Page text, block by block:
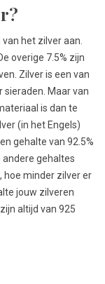
het zilver aan.
overige 7.5% zijn
Zilver is een van
sieraden. Maar van
is dan te
(in het Engels)
gehalte van 92.5%
andere gehaltes
hoe minder zilver er
jouw zilveren
altijd van 925